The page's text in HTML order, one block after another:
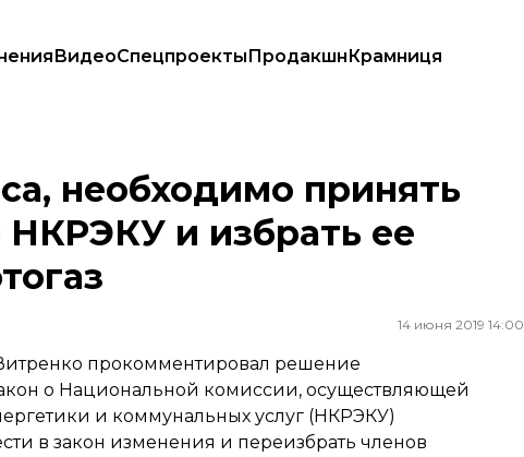
ВидеоСпецпроектыПродакшнКрамниця
о НКРЭКУ и избрать ее новый состав — Нафтогаз
необходимо принять
НКРЭКУ и избрать ее
14 июня 2019 14:00
прокомментировал решение
о Национальной комиссии, осуществляющей
и коммунальных услуг (НКРЭКУ)
в закон изменения и переизбрать членов